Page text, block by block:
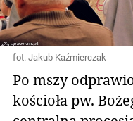
fot. Jakub Kaźmierczak
Po mszy
kościoła pw.